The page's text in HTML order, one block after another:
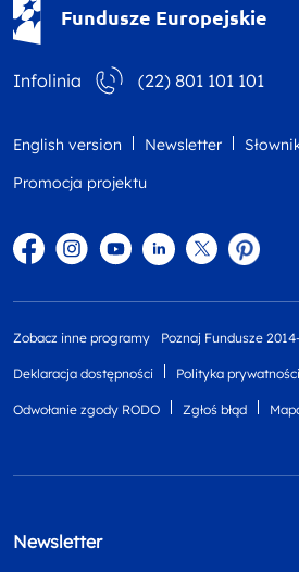
Fundusze Europejskie
Infolinia (22) 801 101 101
English version Newsletter
Promocja projektu
FacebookInstagram
YouTubeLinkedintwitter
Zobacz inne programy Poznaj Fundusze
Deklaracja dostępności Polityka prywatności
Odwołanie zgody RODO Zgłoś błąd
Newsletter